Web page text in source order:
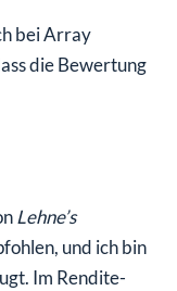
bei Array
die Bewertung
Lehne’s
und ich bin
Im Rendite-